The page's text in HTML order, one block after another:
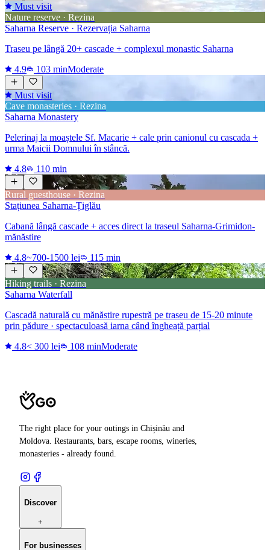
Must visit
Nature reserve · Rezina
Saharna Reserve · Rezervația Saharna
Traseu pe lângă 20+ cascade + complexul monastic Saharna
4.9
103 minModerate
Must visit
Cave monasteries · Rezina
Saharna Monastery
Pelerinaj la moaștele Sf. Macarie + cale prin canionul cu cascada +
urma Maicii Domnului în stâncă.
4.8
110 min
Rural guesthouse · Rezina
Stațiunea Saharna-Țiglău
Cabană lângă cascade + acces direct la traseul Saharna-Grimidon-
mănăstire
4.8~700-1500 lei 115 min
Hiking trails · Rezina
Saharna Waterfall
Cascadă naturală cu mănăstire rupestră pe traseu de 15-20 minute
prin pădure · spectaculoasă iarna când îngheață parțial
4.8< 300 lei 108 minModerate
The right place for your outings in Chișinău and
Moldova. Restaurants, bars, escape rooms, wineries,
monasteries - already found.
Discover
+
For businesses